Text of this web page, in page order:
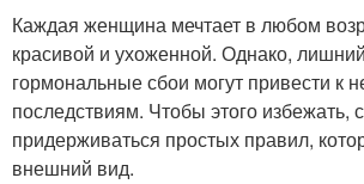
Каждая женщина мечтает в любом
красивой и ухоженной. Однако,
гормональные сбои могут привести к
последствиям. Чтобы этого избежать,
придерживаться простых правил,
внешний вид.